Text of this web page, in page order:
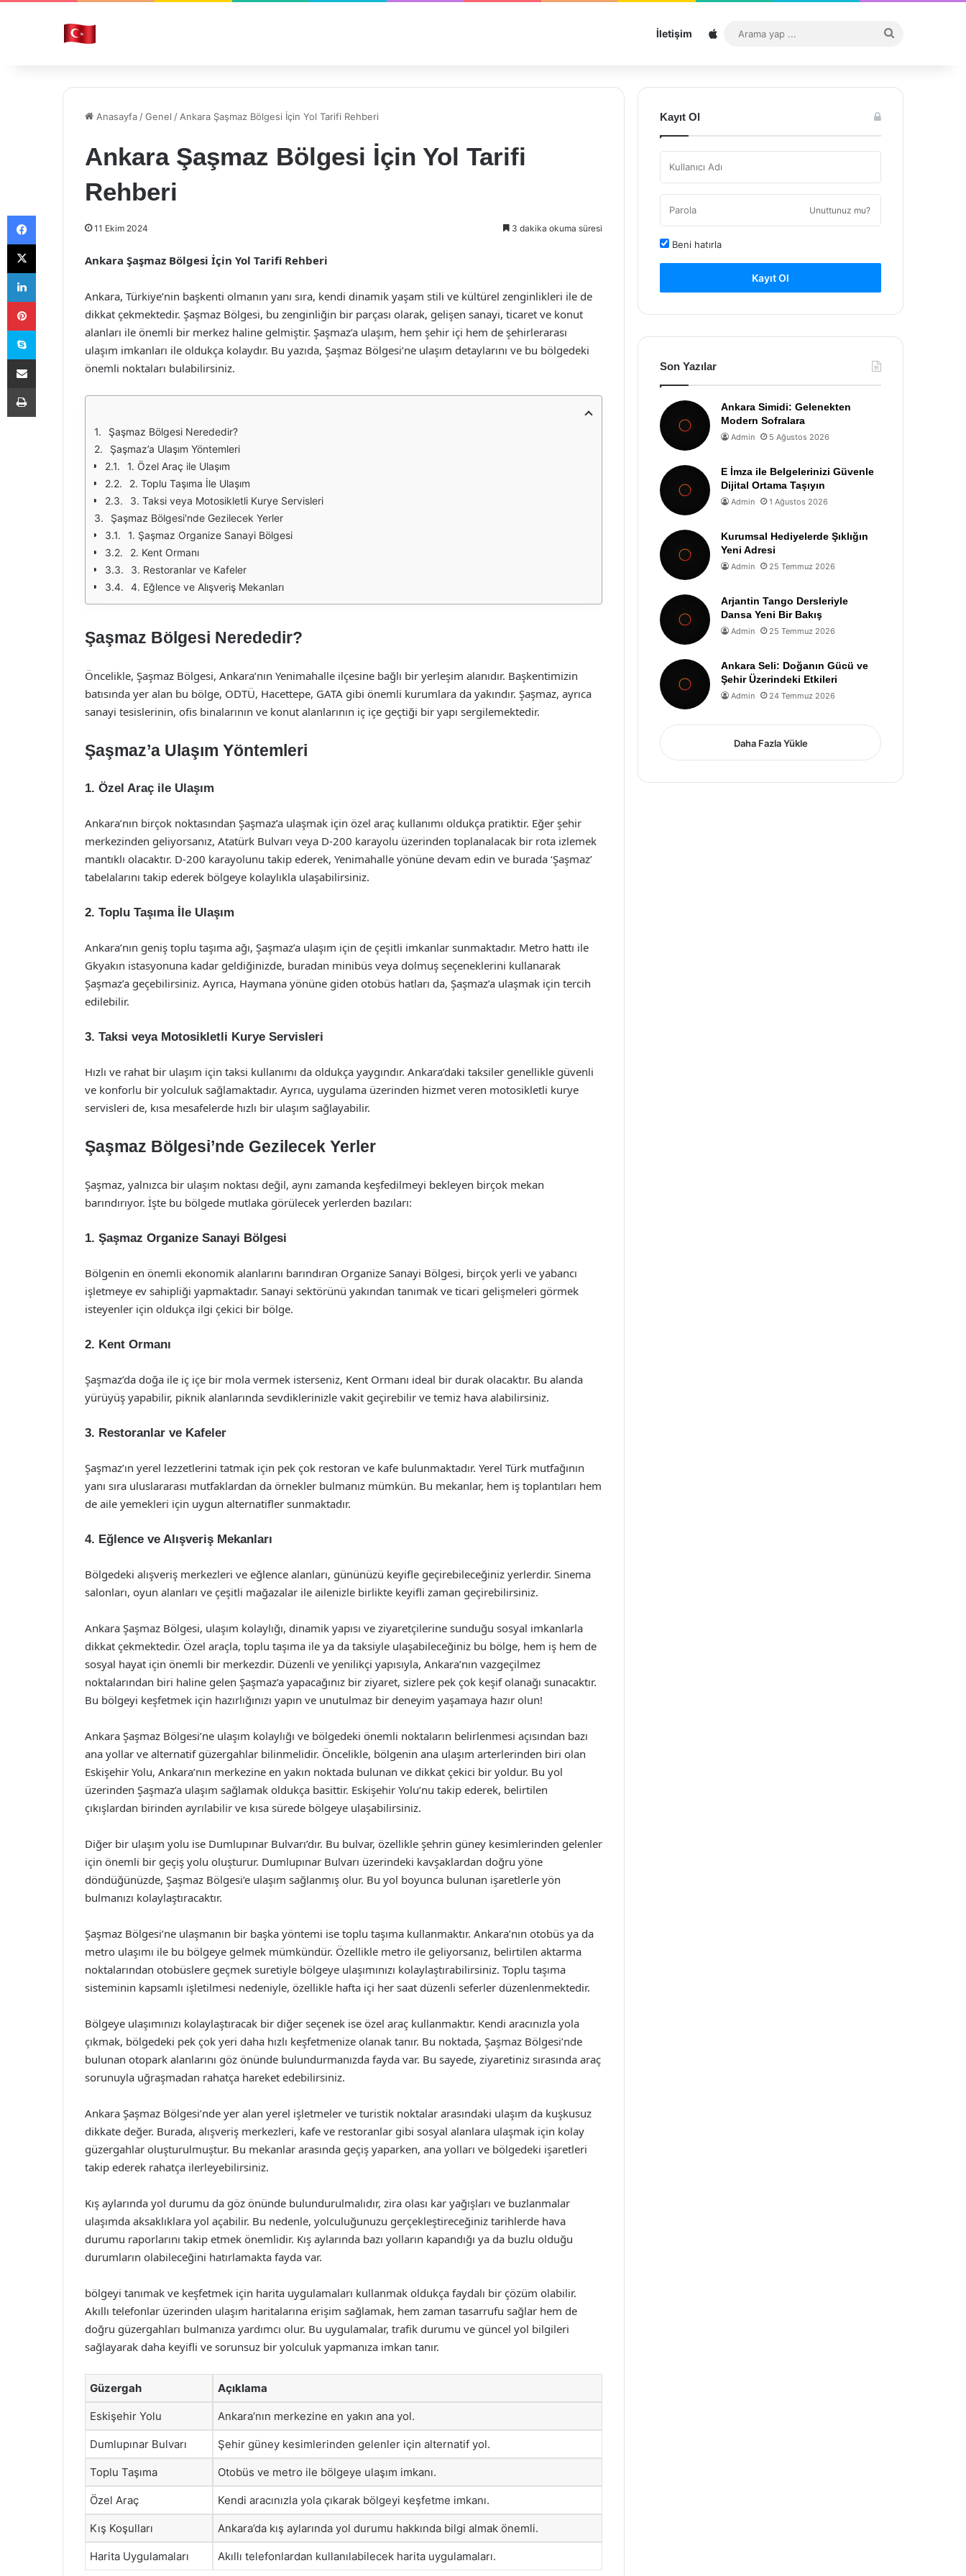
İletişim Sitemap
...
Anasayfa /Genel / Ankara Şaşmaz Bölgesi İçin Yol Tarifi Rehberi
Ankara Şaşmaz Bölgesi İçin Yol Tarifi
Rehberi
11 Ekim 2024 3 dakika okuma süresi
Ankara Şaşmaz Bölgesi İçin Yol Tarifi Rehberi
Ankara, Türkiye’nin başkenti olmanın yanı sıra, kendi dinamik yaşam stili ve kültürel zenginlikleri ile de
dikkat çekmektedir. Şaşmaz Bölgesi, bu zenginliğin bir parçası olarak, gelişen sanayi, ticaret ve konut
alanları ile önemli bir merkez haline gelmiştir. Şaşmaz’a ulaşım, hem şehir içi hem de şehirlerarası
ulaşım imkanları ile oldukça kolaydır. Bu yazıda, Şaşmaz Bölgesi’ne ulaşım detaylarını ve bu bölgedeki
önemli noktaları bulabilirsiniz.
Şaşmaz Bölgesi Nerededir?
Şaşmaz’a Ulaşım Yöntemleri
1. Özel Araç ile Ulaşım
2. Toplu Taşıma İle Ulaşım
3. Taksi veya Motosikletli Kurye Servisleri
Şaşmaz Bölgesi'nde Gezilecek Yerler
1. Şaşmaz Organize Sanayi Bölgesi
2. Kent Ormanı
3. Restoranlar ve Kafeler
4. Eğlence ve Alışveriş Mekanları
Şaşmaz Bölgesi Nerededir?
Öncelikle, Şaşmaz Bölgesi, Ankara’nın Yenimahalle ilçesine bağlı bir yerleşim alanıdır. Başkentimizin
batısında yer alan bu bölge, ODTÜ, Hacettepe, GATA gibi önemli kurumlara da yakındır. Şaşmaz, ayrıca
sanayi tesislerinin, ofis binalarının ve konut alanlarının iç içe geçtiği bir yapı sergilemektedir.
Şaşmaz’a Ulaşım Yöntemleri
1. Özel Araç ile Ulaşım
Ankara’nın birçok noktasından Şaşmaz’a ulaşmak için özel araç kullanımı oldukça pratiktir. Eğer şehir
merkezinden geliyorsanız, Atatürk Bulvarı veya D-200 karayolu üzerinden toplanalacak bir rota izlemek
mantıklı olacaktır. D-200 karayolunu takip ederek, Yenimahalle yönüne devam edin ve burada ‘Şaşmaz’
tabelalarını takip ederek bölgeye kolaylıkla ulaşabilirsiniz.
2. Toplu Taşıma İle Ulaşım
Ankara’nın geniş toplu taşıma ağı, Şaşmaz’a ulaşım için de çeşitli imkanlar sunmaktadır. Metro hattı ile
Gkyakın istasyonuna kadar geldiğinizde, buradan minibüs veya dolmuş seçeneklerini kullanarak
Şaşmaz’a geçebilirsiniz. Ayrıca, Haymana yönüne giden otobüs hatları da, Şaşmaz’a ulaşmak için tercih
edilebilir.
3. Taksi veya Motosikletli Kurye Servisleri
Hızlı ve rahat bir ulaşım için taksi kullanımı da oldukça yaygındır. Ankara’daki taksiler genellikle güvenli
ve konforlu bir yolculuk sağlamaktadır. Ayrıca, uygulama üzerinden hizmet veren motosikletli kurye
servisleri de, kısa mesafelerde hızlı bir ulaşım sağlayabilir.
Şaşmaz Bölgesi’nde Gezilecek Yerler
Şaşmaz, yalnızca bir ulaşım noktası değil, aynı zamanda keşfedilmeyi bekleyen birçok mekan
barındırıyor. İşte bu bölgede mutlaka görülecek yerlerden bazıları:
1. Şaşmaz Organize Sanayi Bölgesi
Bölgenin en önemli ekonomik alanlarını barındıran Organize Sanayi Bölgesi, birçok yerli ve yabancı
işletmeye ev sahipliği yapmaktadır. Sanayi sektörünü yakından tanımak ve ticari gelişmeleri görmek
isteyenler için oldukça ilgi çekici bir bölge.
2. Kent Ormanı
Şaşmaz’da doğa ile iç içe bir mola vermek isterseniz, Kent Ormanı ideal bir durak olacaktır. Bu alanda
yürüyüş yapabilir, piknik alanlarında sevdiklerinizle vakit geçirebilir ve temiz hava alabilirsiniz.
3. Restoranlar ve Kafeler
Şaşmaz’ın yerel lezzetlerini tatmak için pek çok restoran ve kafe bulunmaktadır. Yerel Türk mutfağının
yanı sıra uluslararası mutfaklardan da örnekler bulmanız mümkün. Bu mekanlar, hem iş toplantıları hem
de aile yemekleri için uygun alternatifler sunmaktadır.
4. Eğlence ve Alışveriş Mekanları
Bölgedeki alışveriş merkezleri ve eğlence alanları, gününüzü keyifle geçirebileceğiniz yerlerdir. Sinema
salonları, oyun alanları ve çeşitli mağazalar ile ailenizle birlikte keyifli zaman geçirebilirsiniz.
Ankara Şaşmaz Bölgesi, ulaşım kolaylığı, dinamik yapısı ve ziyaretçilerine sunduğu sosyal imkanlarla
dikkat çekmektedir. Özel araçla, toplu taşıma ile ya da taksiyle ulaşabileceğiniz bu bölge, hem iş hem de
sosyal hayat için önemli bir merkezdir. Düzenli ve yenilikçi yapısıyla, Ankara’nın vazgeçilmez
noktalarından biri haline gelen Şaşmaz’a yapacağınız bir ziyaret, sizlere pek çok keşif olanağı sunacaktır.
Bu bölgeyi keşfetmek için hazırlığınızı yapın ve unutulmaz bir deneyim yaşamaya hazır olun!
Ankara Şaşmaz Bölgesi’ne ulaşım kolaylığı ve bölgedeki önemli noktaların belirlenmesi açısından bazı
ana yollar ve alternatif güzergahlar bilinmelidir. Öncelikle, bölgenin ana ulaşım arterlerinden biri olan
Eskişehir Yolu, Ankara’nın merkezine en yakın noktada bulunan ve dikkat çekici bir yoldur. Bu yol
üzerinden Şaşmaz’a ulaşım sağlamak oldukça basittir. Eskişehir Yolu’nu takip ederek, belirtilen
çıkışlardan birinden ayrılabilir ve kısa sürede bölgeye ulaşabilirsiniz.
Diğer bir ulaşım yolu ise Dumlupınar Bulvarı’dır. Bu bulvar, özellikle şehrin güney kesimlerinden gelenler
için önemli bir geçiş yolu oluşturur. Dumlupınar Bulvarı üzerindeki kavşaklardan doğru yöne
döndüğünüzde, Şaşmaz Bölgesi’e ulaşım sağlanmış olur. Bu yol boyunca bulunan işaretlerle yön
bulmanızı kolaylaştıracaktır.
Şaşmaz Bölgesi’ne ulaşmanın bir başka yöntemi ise toplu taşıma kullanmaktır. Ankara’nın otobüs ya da
metro ulaşımı ile bu bölgeye gelmek mümkündür. Özellikle metro ile geliyorsanız, belirtilen aktarma
noktalarından otobüslere geçmek suretiyle bölgeye ulaşımınızı kolaylaştırabilirsiniz. Toplu taşıma
sisteminin kapsamlı işletilmesi nedeniyle, özellikle hafta içi her saat düzenli seferler düzenlenmektedir.
Bölgeye ulaşımınızı kolaylaştıracak bir diğer seçenek ise özel araç kullanmaktır. Kendi aracınızla yola
çıkmak, bölgedeki pek çok yeri daha hızlı keşfetmenize olanak tanır. Bu noktada, Şaşmaz Bölgesi’nde
bulunan otopark alanlarını göz önünde bulundurmanızda fayda var. Bu sayede, ziyaretiniz sırasında araç
sorunuyla uğraşmadan rahatça hareket edebilirsiniz.
Ankara Şaşmaz Bölgesi’nde yer alan yerel işletmeler ve turistik noktalar arasındaki ulaşım da kuşkusuz
dikkate değer. Burada, alışveriş merkezleri, kafe ve restoranlar gibi sosyal alanlara ulaşmak için kolay
güzergahlar oluşturulmuştur. Bu mekanlar arasında geçiş yaparken, ana yolları ve bölgedeki işaretleri
takip ederek rahatça ilerleyebilirsiniz.
Kış aylarında yol durumu da göz önünde bulundurulmalıdır, zira olası kar yağışları ve buzlanmalar
ulaşımda aksaklıklara yol açabilir. Bu nedenle, yolculuğunuzu gerçekleştireceğiniz tarihlerde hava
durumu raporlarını takip etmek önemlidir. Kış aylarında bazı yolların kapandığı ya da buzlu olduğu
durumların olabileceğini hatırlamakta fayda var.
bölgeyi tanımak ve keşfetmek için harita uygulamaları kullanmak oldukça faydalı bir çözüm olabilir.
Akıllı telefonlar üzerinden ulaşım haritalarına erişim sağlamak, hem zaman tasarrufu sağlar hem de
doğru güzergahları bulmanıza yardımcı olur. Bu uygulamalar, trafik durumu ve güncel yol bilgileri
sağlayarak daha keyifli ve sorunsuz bir yolculuk yapmanıza imkan tanır.
Güzergah Açıklama
Eskişehir Yolu Ankara’nın merkezine en yakın ana yol.
Dumlupınar Bulvarı Şehir güney kesimlerinden gelenler için alternatif yol.
Toplu Taşıma Otobüs ve metro ile bölgeye ulaşım imkanı.
Özel Araç Kendi aracınızla yola çıkarak bölgeyi keşfetme imkanı.
Kış Koşulları Ankara’da kış aylarında yol durumu hakkında bilgi almak önemli.
Harita Uygulamaları Akıllı telefonlardan kullanılabilecek harita uygulamaları.
Kayıt Ol
Unuttunuz mu?
Beni hatırla
Kayıt Ol
Son Yazılar
Ankara Simidi: Gelenekten
Modern Sofralara
Admin 5 Ağustos 2026
E İmza ile Belgelerinizi Güvenle
Dijital Ortama Taşıyın
Admin 1 Ağustos 2026
Kurumsal Hediyelerde Şıklığın
Yeni Adresi
Admin 25 Temmuz 2026
Arjantin Tango Dersleriyle
Dansa Yeni Bir Bakış
Admin 25 Temmuz 2026
Ankara Seli: Doğanın Gücü ve
Şehir Üzerindeki Etkileri
Admin 24 Temmuz 2026
Daha Fazla Yükle
Facebook
X
LinkedIn
Pinterest
Skype
E-Posta ile paylaş